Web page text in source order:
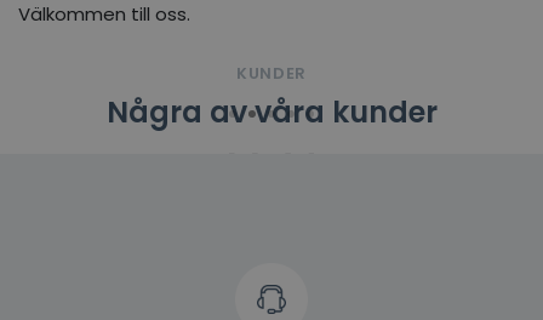
Välkommen till oss.
KUNDER
Några av våra kunder